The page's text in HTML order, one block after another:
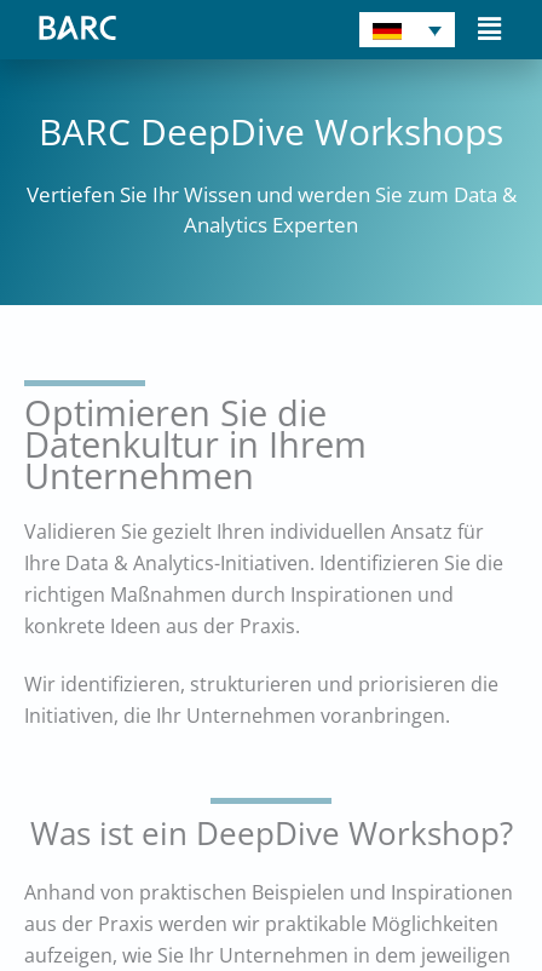
Zum
Inhalt
Main
BARC DeepDive Workshops
Vertiefen Sie Ihr Wissen und werden Sie zum Data &
Analytics Experten
Optimieren Sie die
Datenkultur in Ihrem
Unternehmen
Validieren Sie gezielt Ihren individuellen Ansatz für
Ihre Data & Analytics-Initiativen. Identifizieren Sie die
richtigen Maßnahmen durch Inspirationen und
konkrete Ideen aus der Praxis.
Wir identifizieren, strukturieren und priorisieren die
Initiativen, die Ihr Unternehmen voranbringen.
Was ist ein DeepDive Workshop?
Anhand von praktischen Beispielen und Inspirationen
aus der Praxis werden wir praktikable Möglichkeiten
aufzeigen, wie Sie Ihr Unternehmen in dem jeweiligen